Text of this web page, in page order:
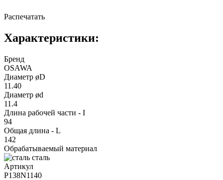
Распечатать
Характеристики:
Бренд
OSAWA
Диаметр øD
11.40
Диаметр ød
11.4
Длина рабочей части - I
94
Общая длина - L
142
Обрабатываемый материал
сталь
Артикул
P138N1140